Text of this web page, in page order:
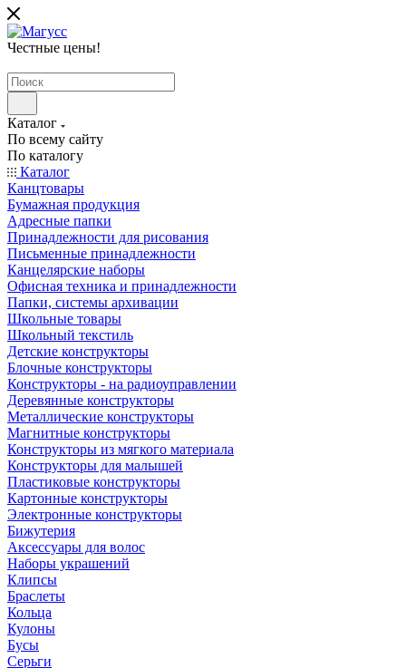
Честные цены!
Каталог
По всему сайту
По каталогу
Каталог
Канцтовары
Бумажная продукция
Адресные папки
Принадлежности для рисования
Письменные принадлежности
Канцелярские наборы
Офисная техника и принадлежности
Папки, системы архивации
Школьные товары
Школьный текстиль
Детские конструкторы
Блочные конструкторы
Конструкторы - на радиоуправлении
Деревянные конструкторы
Металлические конструкторы
Магнитные конструкторы
Конструкторы из мягкого материала
Конструкторы для малышей
Пластиковые конструкторы
Картонные конструкторы
Электронные конструкторы
Бижутерия
Аксессуары для волос
Наборы украшений
Клипсы
Браслеты
Кольца
Кулоны
Бусы
Серьги